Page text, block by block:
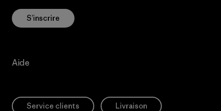
S’inscrire
Aide
Service clients Livraison